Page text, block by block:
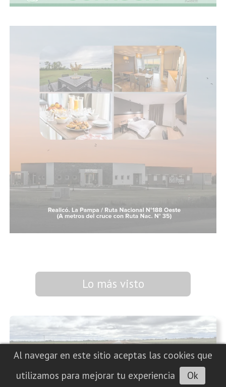
Lo más visto
Al navegar en este sitio aceptas las cookies que
utilizamos para mejorar tu experiencia
Ok